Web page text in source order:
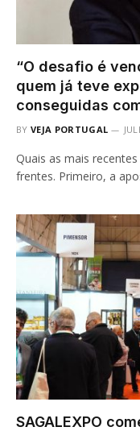
“O desafio é
quem já teve
conseguidas
BY VEJA PORTUGAL
Quais as mais
frentes. Primeiro, a
SAGALEXPO